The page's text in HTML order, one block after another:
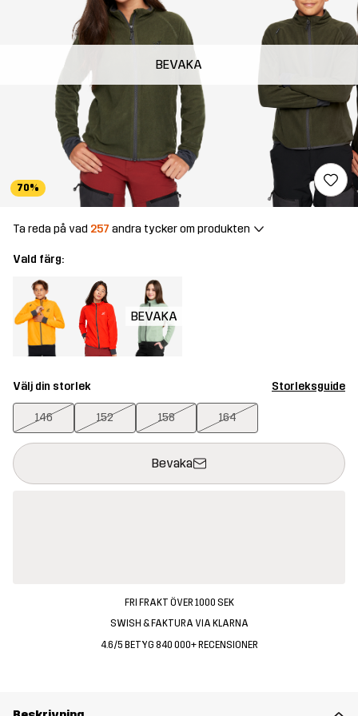
BEVAKA
70%
Ta reda på vad 257 andra tycker om produkten
Vald färg:
BEVAKA
Välj din storlek Storleksguide
146 152 158 164
Bevaka
Denna knapp kommer att öppna en modal som bekräftar en ny
{{size}} inte tillgänglig
FRI FRAKT ÖVER 1000 SEK
SWISH & FAKTURA VIA KLARNA
4.6/5 BETYG 840 000+ RECENSIONER